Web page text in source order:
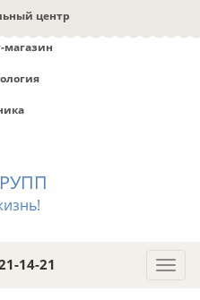
центр
магазин
14-21